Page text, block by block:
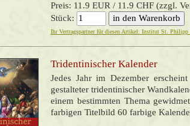
Preis: 11.9 EUR / 11.9 CHF (zzgl.
Stück:
Ihr Vertragspartner für diesen Artikel: Institut St. Philipp
Tridentinischer Kalender
Jedes Jahr im Dezember
gestalteter tridentinischer
einem bestimmten Thema
farbigen Titelbild 60 farbige